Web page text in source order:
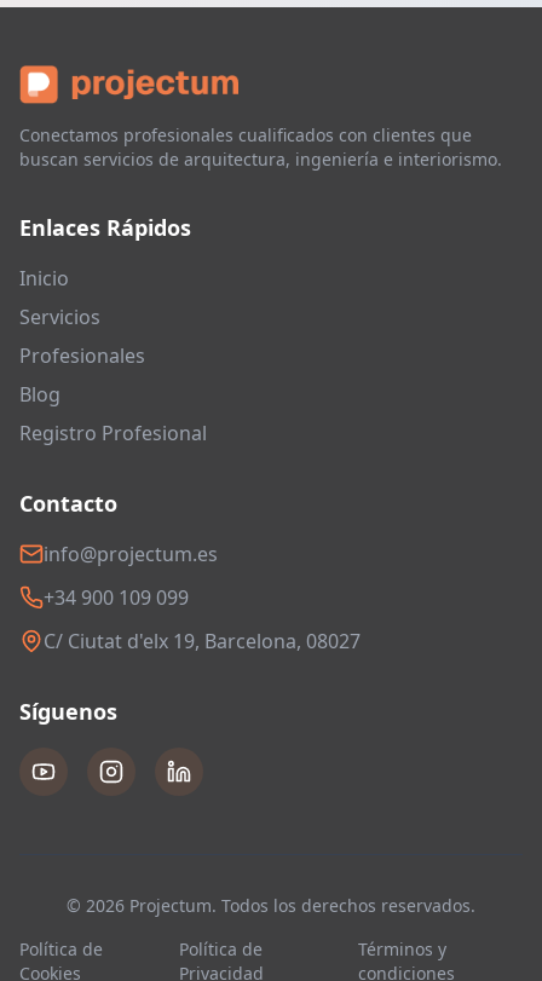
Conectamos profesionales cualificados con clientes que
buscan servicios de arquitectura, ingeniería e interiorismo.
Enlaces Rápidos
Inicio
Servicios
Profesionales
Blog
Registro Profesional
Contacto
info@projectum.es
+34 900 109 099
C/ Ciutat d'elx 19, Barcelona, 08027
Síguenos
© 2026 Projectum. Todos los derechos reservados.
Política de
Cookies
Política de
Privacidad
Términos y
condiciones